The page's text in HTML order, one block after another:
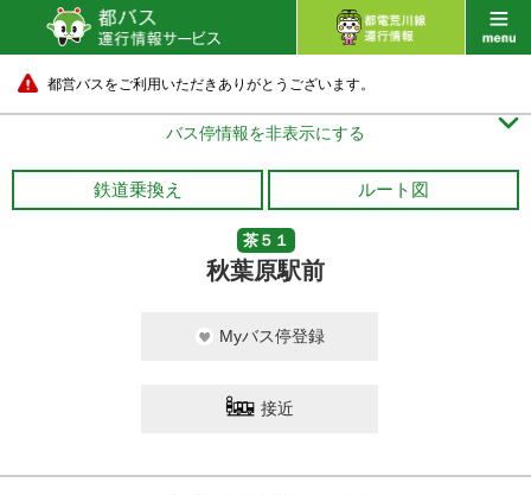
都営バスをご利用いただきありがとうございます。
バス停情報を非表示にする 
鉄道乗換え ルート図
茶５１
秋葉原駅前
Myバス停登録
接近